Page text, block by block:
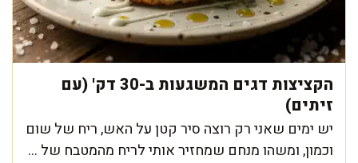
הקציצות דגים המשגעות ב-30 דק' (עם
זיתים)
יש ימים שאני רק רוצה סיר קטן על האש, ריח של שום
וכמון, ומשהו מנחם שמחזיר אותי לריח מהמטבח של ...